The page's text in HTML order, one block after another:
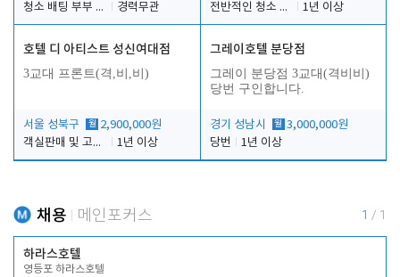
청소 배팅 부부 구합니다
경력무관
전반적인 청소 업무(객실청소.객실정리)
1년 이상
호텔 디 아티스트 성신여대점
3교대 프론트(격,비,비)
서울 성북구 월 2,900,000원
객실판매 및 고객응대
1년 이상
그레이호텔 분당점
그레이 분당점 3교대(격비비)
당번 구인합니다.
경기 성남시 월 3,000,000원
당번
1년 이상
채용 메인포커스 1 / 1
하라스호텔
영등포 하라스호텔